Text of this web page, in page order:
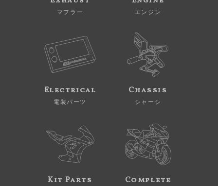
マフラー エンジン
Electrical
電装パーツ
Chassis
シャーシ
Kit Parts Complete